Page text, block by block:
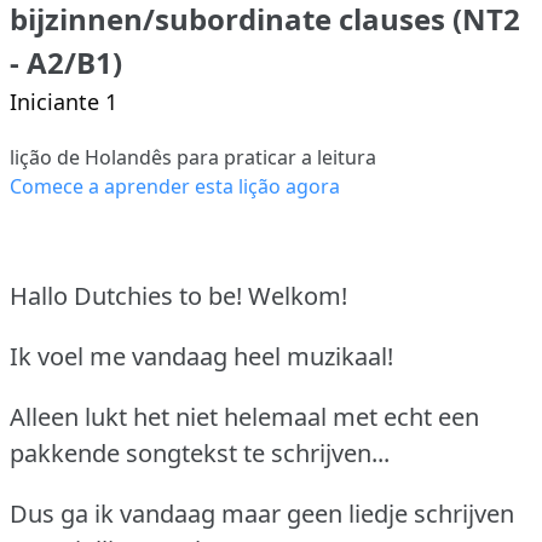
bijzinnen/subordinate clauses (NT2
- A2/B1)
Iniciante 1
lição de Holandês para praticar a leitura
Comece a aprender esta lição agora
Hallo Dutchies to be! Welkom!
Ik voel me vandaag heel muzikaal!
Alleen lukt het niet helemaal met echt een
pakkende songtekst te schrijven...
Dus ga ik vandaag maar geen liedje schrijven